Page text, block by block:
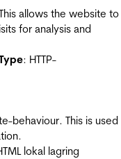
allows the website to
for analysis and
: HTTP-
behaviour. This is used
lokal lagring